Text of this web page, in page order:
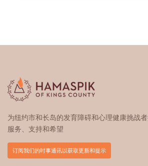
为纽约市和长岛的发育障碍和心理健康挑战
服务、支持和希望
订阅我们的时事通讯以获取更新和提示